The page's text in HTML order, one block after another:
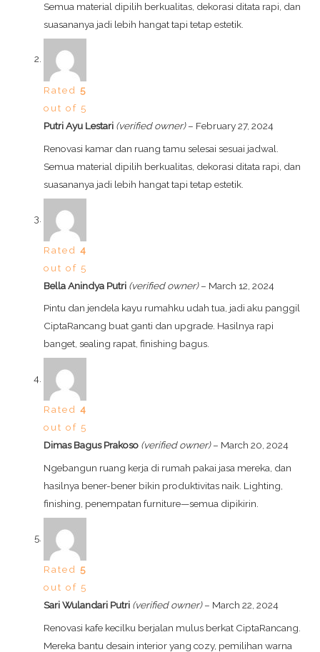
Semua material dipilih berkualitas, dekorasi ditata rapi, dan
suasananya jadi lebih hangat tapi tetap estetik.
Rated5
out of 5
Putri Ayu Lestari (verified owner) – February 27, 2024
Renovasi kamar dan ruang tamu selesai sesuai jadwal.
Semua material dipilih berkualitas, dekorasi ditata rapi, dan
suasananya jadi lebih hangat tapi tetap estetik.
Rated4
out of 5
Bella Anindya Putri (verified owner) – March 12, 2024
Pintu dan jendela kayu rumahku udah tua, jadi aku panggil
CiptaRancang buat ganti dan upgrade. Hasilnya rapi
banget, sealing rapat, finishing bagus.
Rated4
out of 5
Dimas Bagus Prakoso (verified owner) – March 20, 2024
Ngebangun ruang kerja di rumah pakai jasa mereka, dan
hasilnya bener-bener bikin produktivitas naik. Lighting,
finishing, penempatan furniture—semua dipikirin.
Rated5
out of 5
Sari Wulandari Putri (verified owner) – March 22, 2024
Renovasi kafe kecilku berjalan mulus berkat CiptaRancang.
Mereka bantu desain interior yang cozy, pemilihan warna